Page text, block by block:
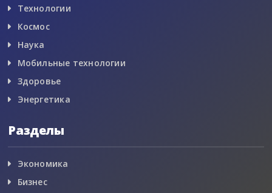
Технологии
Космос
Наука
Мобильные технологии
Здоровье
Энергетика
Разделы
Экономика
Бизнес